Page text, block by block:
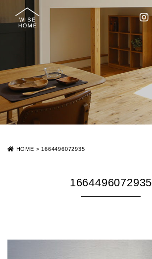
HOME > 1664496072935
1664496072935